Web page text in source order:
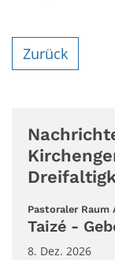
Zurück
Pastoraler Raum
Taizé -
8. Dez. 2026